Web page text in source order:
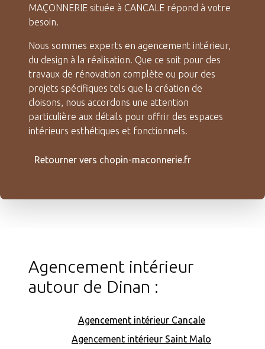
MAÇONNERIE située à CANCALE répond à votre
besoin.
Nous sommes experts en agencement intérieur,
du design à la réalisation. Que ce soit pour des
travaux de rénovation complète ou pour des
projets spécifiques tels que la création de
cloisons, nous accordons une attention
particulière aux détails pour offrir des espaces
intérieurs esthétiques et fonctionnels.
Retourner vers chopin-maconnerie.fr
Agencement intérieur
autour de Dinan :
Agencement intérieur Cancale
Agencement intérieur Saint Malo